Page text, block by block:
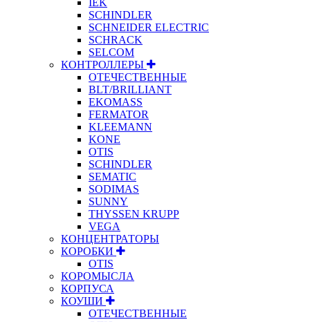
SCHINDLER
SCHNEIDER ELECTRIC
SCHRACK
SELCOM
КОНТРОЛЛЕРЫ
ОТЕЧЕСТВЕННЫЕ
BLT/BRILLIANT
EKOMASS
FERMATOR
KLEEMANN
KONE
OTIS
SCHINDLER
SEMATIC
SODIMAS
SUNNY
THYSSEN KRUPP
VEGA
КОНЦЕНТРАТОРЫ
КОРОБКИ
OTIS
КОРОМЫСЛА
КОРПУСА
КОУШИ
ОТЕЧЕСТВЕННЫЕ